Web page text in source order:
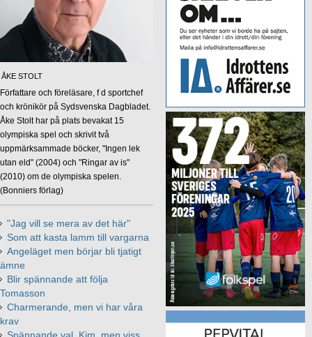
ÅKE STOLT
Författare och föreläsare, f d sportchef
och krönikör på Sydsvenska Dagbladet.
Åke Stolt har på plats bevakat 15
olympiska spel och skrivit två
uppmärksammade böcker, "Ingen lek
utan eld" (2004) och "Ringar av is"
(2010) om de olympiska spelen.
(Bonniers förlag)
"Jag vill se mera av det här"
Som att kasta lamm till vargarna
Angeläget men börjar bli tjatigt
ämne
Blir spännande att följa
Tomasson
Charmerande, men vi har våra
krav
Spännande val, Kim, men viss